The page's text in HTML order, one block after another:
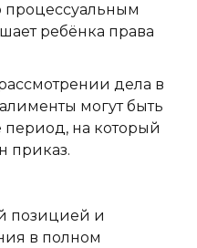
процессуальным
ребёнка права
дела в
могут быть
период, на который
приказ.
позицией и
в полном